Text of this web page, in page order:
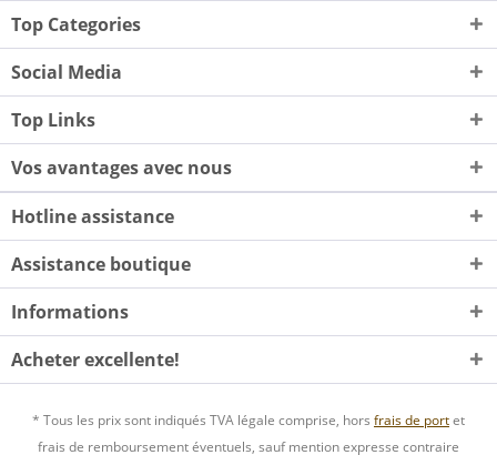
Top Categories
Social Media
Top Links
Vos avantages avec nous
Hotline assistance
Assistance boutique
Informations
Acheter excellente!
* Tous les prix sont indiqués TVA légale comprise, hors frais de portet
frais de remboursement éventuels, sauf mention expresse contraire